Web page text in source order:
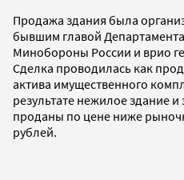
Продажа здания была
бывшим главой
Минобороны России и врио
Сделка проводилась как
актива имущественного
результате нежилое здание
проданы по цене ниже
рублей.